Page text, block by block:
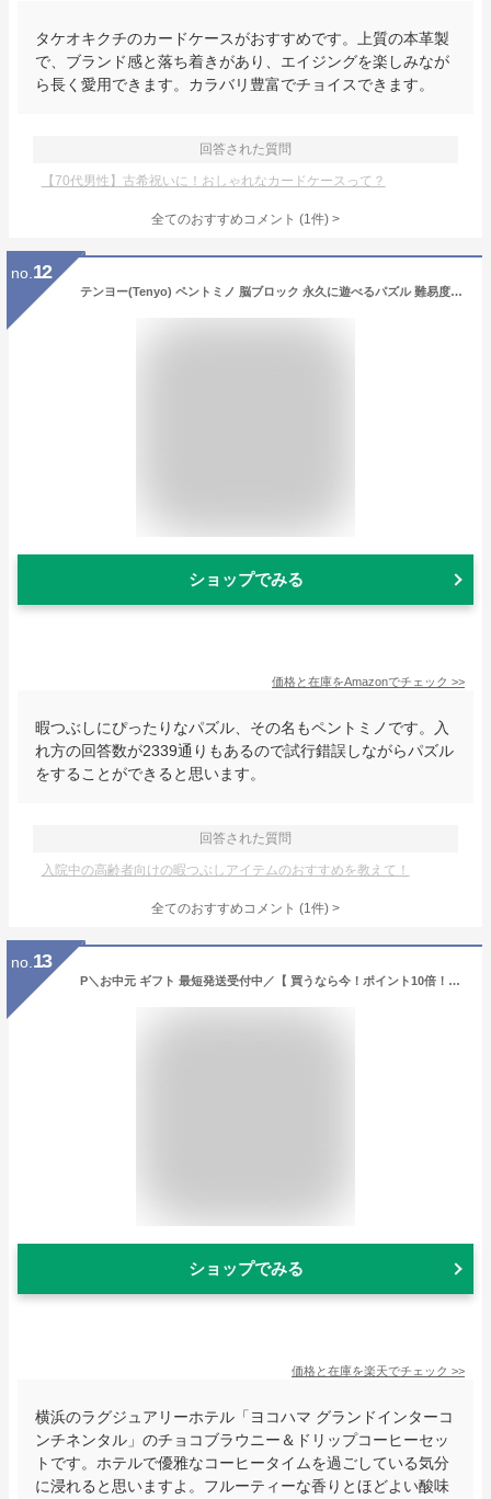
タケオキクチのカードケースがおすすめです。上質の本革製
で、ブランド感と落ち着きがあり、エイジングを楽しみなが
ら長く愛用できます。カラバリ豊富でチョイスできます。
回答された質問
【70代男性】古希祝いに！おしゃれなカードケースって？
全てのおすすめコメント (1件) >
no. 12
テンヨー(Tenyo) ペントミノ 脳ブロック 永久に遊べるパズル 難易度2 LEVEL2 初心者~中級者向け 総数2339通り 脳ストレッチ TBB-02 ピースを取り出してケースに戻すたったそれだけがメチャクチャ難しい
ショップでみる
価格と在庫をAmazonでチェック >>
暇つぶしにぴったりなパズル、その名もペントミノです。入
れ方の回答数が2339通りもあるので試行錯誤しながらパズル
をすることができると思います。
回答された質問
入院中の高齢者向けの暇つぶしアイテムのおすすめを教えて！
全てのおすすめコメント (1件) >
no. 13
P＼お中元 ギフト 最短発送受付中／【 買うなら今！ポイント10倍！】 御中元 中元 中元ギフト 夏ギフト 中元菓子 スイーツ お菓子 ギフト 送料無料 ヨコハマ グランド インターコンチネンタル ホテル チョコレートブラウニー 抹茶ブラウニー ドリップコーヒー セット YHR-C
ショップでみる
価格と在庫を楽天でチェック >>
横浜のラグジュアリーホテル「ヨコハマ グランドインターコ
ンチネンタル」のチョコブラウニー＆ドリップコーヒーセッ
トです。ホテルで優雅なコーヒータイムを過ごしている気分
に浸れると思いますよ。フルーティーな香りとほどよい酸味